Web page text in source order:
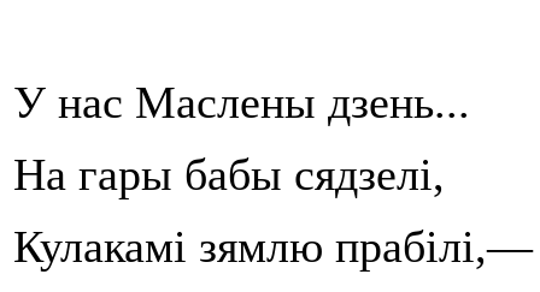
У нас Маслены дзень...
На гары бабы сядзелі,
Кулакамі зямлю прабілі,—